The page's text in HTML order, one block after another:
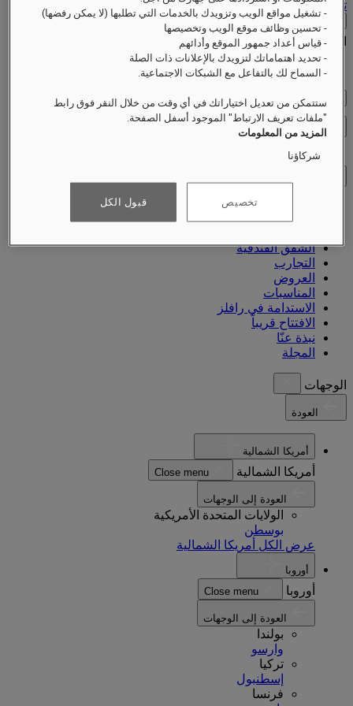
تسجيل الخروج
اتصل Close menu
Find Your Local Number
التحقق من الأسعار
إغلاق القائمة
الشقق الفندقية
التجارب
العروض
المناسبات
الاستدامة في رافلز
الافتتاح قريباً
نبذة عنّا
المجلة
الوجهات
أمريكا الشمالية
أمريكا الشمالية Close menu
الولايات المتحدة الأمريكية
بوسطن
عرض الكل أمريكا الشمالية
أوروبا
أوروبا Close menu
بولندا
وارسو
تركيا
إسطنبول
فرنسا
- تشغيل مواقع الويب وتزويدك بالخدمات التي تطلبها (لا يمكن رفضها)
- تحسين وظائف موقع الويب وتخصيصها
- قياس أعداد جمهور الموقع وأدائهم
- تحديد اهتماماتك لتزويدك بالإعلانات ذات الصلة
- السماح لك بالتفاعل مع الشبكات الاجتماعية.
ستتمكن من تعديل اختياراتك في أي وقت من خلال النقر فوق رابط
"ملفات تعريف الارتباط" الموجود أسفل الصفحة.
المزيد من المعلومات
شركاؤنا
تخصيص قبول الكل